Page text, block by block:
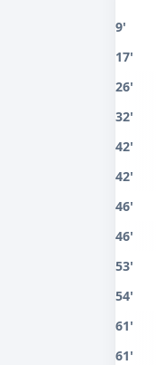
9'
17'
26'
32'
42'
42'
46'
46'
53'
54'
61'
61'